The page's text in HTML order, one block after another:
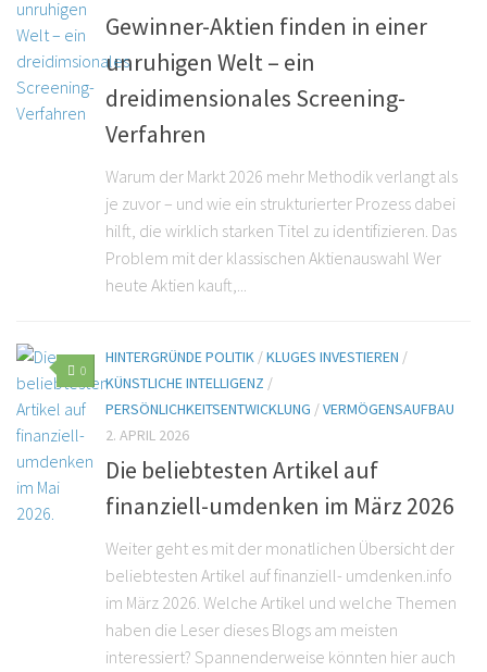
Gewinner-Aktien finden in einer
unruhigen Welt – ein
dreidimensionales Screening-
Verfahren
Warum der Markt 2026 mehr Methodik verlangt als
je zuvor – und wie ein strukturierter Prozess dabei
hilft, die wirklich starken Titel zu identifizieren. Das
Problem mit der klassischen Aktienauswahl Wer
heute Aktien kauft,...
0
HINTERGRÜNDE POLITIK /KLUGES INVESTIEREN /
KÜNSTLICHE INTELLIGENZ /
PERSÖNLICHKEITSENTWICKLUNG /VERMÖGENSAUFBAU
2. APRIL 2026
Die beliebtesten Artikel auf
finanziell-umdenken im März 2026
Weiter geht es mit der monatlichen Übersicht der
beliebtesten Artikel auf finanziell- umdenken.info
im März 2026. Welche Artikel und welche Themen
haben die Leser dieses Blogs am meisten
interessiert? Spannenderweise könnten hier auch